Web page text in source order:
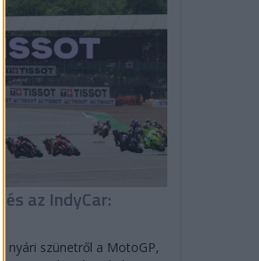
és az IndyCar:
nyári szünetről a MotoGP,